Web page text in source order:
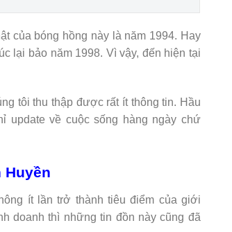
của bóng hồng này là năm 1994. Hay
lại bảo năm 1998. Vì vậy, đến hiện tại
tôi thu thập được rất ít thông tin. Hầu
update về cuộc sống hàng ngày chứ
Huyền
ít lần trở thành tiêu điểm của giới
doanh thì những tin đồn này cũng đã